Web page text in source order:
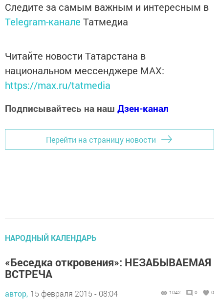
Следите за самым важным и интересным в
Telegram-канале Татмедиа
Читайте новости Татарстана в
национальном мессенджере MАХ:
https://max.ru/tatmedia
Подписывайтесь на наш Дзен-канал
Перейти на страницу новости
НАРОДНЫЙ КАЛЕНДАРЬ
«Беседка откровения»: НЕЗАБЫВАЕМАЯ
ВСТРЕЧА
автор, 15 февраля 2015 - 08:04 1042 0 0